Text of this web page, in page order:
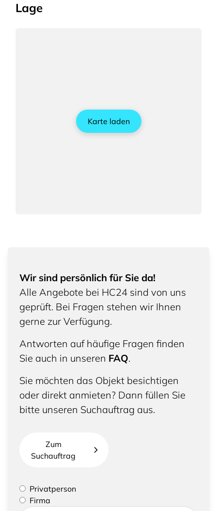
Lage
Karte laden
Wir sind persönlich für Sie da!
Alle Angebote bei HC24 sind von uns
geprüft. Bei Fragen stehen wir Ihnen
gerne zur Verfügung.
Antworten auf häufige Fragen finden
Sie auch in unseren FAQ.
Sie möchten das Objekt besichtigen
oder direkt anmieten? Dann füllen Sie
bitte unseren Suchauftrag aus.
Zum
Suchauftrag
Bitte geben Sie an, ob Sie eine Privatperson sind
oder eine Firma vertreten
Privatperson
Firma